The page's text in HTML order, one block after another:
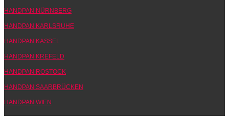
HANDPAN NÜRNBERG
HANDPAN KARLSRUHE
HANDPAN KASSEL
HANDPAN KREFELD
HANDPAN ROSTOCK
HANDPAN SAARBRÜCKEN
HANDPAN WIEN